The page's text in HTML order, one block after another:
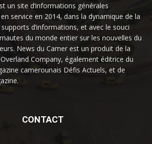
un site d’informations générales
service en 2014, dans la dynamique de la
d’informations, et avec le souci
du monde entier sur les nouvelles du
News du Camer est un produit de la
Company, également éditrice du
camerounais Défis Actuels, et de
CONTACT